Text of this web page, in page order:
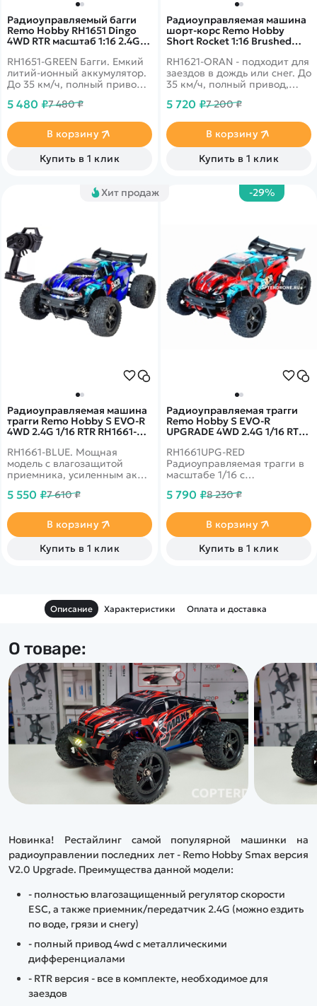
Радиоуправляемый багги
Remo Hobby RH1651 Dingo
4WD RTR масштаб 1:16 2.4G -
RH1651-GREEN Багги. Емкий
литий-ионный аккумулятор.
До 35 км/ч, полный привод,
5 480 ₽7 480 ₽
В корзину
Купить в 1 клик
Радиоуправляемая машина
шорт-корс Remo Hobby
Short Rocket 1:16 Brushed
RH1621-ORAN - подходит для
заездов в дождь или снег. До
35 км/ч, полный привод,
5 720 ₽7 200 ₽
В корзину
Купить в 1 клик
Хит продаж
Радиоуправляемая машина
трагги Remo Hobby S EVO-R
4WD 2.4G 1/16 RTR RH1661-
RH1661-BLUE. Мощная
модель с влагозащитой
приемника, усиленным акб
стоппером против
5 550 ₽7 610 ₽
В корзину
Купить в 1 клик
-29%
Радиоуправляемая трагги
Remo Hobby S EVO-R
UPGRADE 4WD 2.4G 1/16 RTR
RH1661UPG-RED
Радиоуправляемая трагги в
масштабе 1/16 с
390 класса и
приемником 3 в 1.
Тюнинговые детали
установлены сразу на
заводе.
5 790 ₽8 230 ₽
В корзину
Купить в 1 клик
Описание Характеристики Оплата и доставка
О товаре:
Новинка! Рестайлинг самой популярной машинки на
радиоуправлении последних лет - Remo Hobby Smax версия
V2.0 Upgrade. Преимущества данной модели:
- полностью влагозащищенный регулятор скорости
ESC, а также приемник/передатчик 2.4G (можно ездить
по воде, грязи и снегу)
- полный привод 4wd с металлическими
дифференциалами
- RTR версия - все в комплекте, необходимое для
заездов